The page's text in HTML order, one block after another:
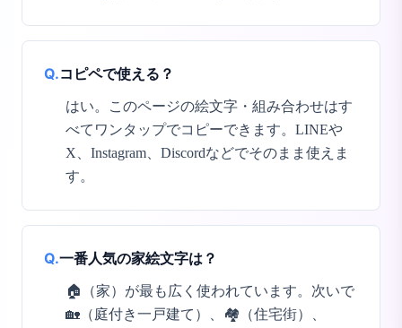
Q.コピペで使える？
はい。このページの絵文字・組み合わせはす
べてワンタップでコピーできます。LINEや
X、Instagram、Discordなどでそのまま使えま
す。
Q.一番人気の家絵文字は？
🏠（家）が最も広く使われています。次いで
🏡（庭付き一戸建て）、🏘️（住宅街）、